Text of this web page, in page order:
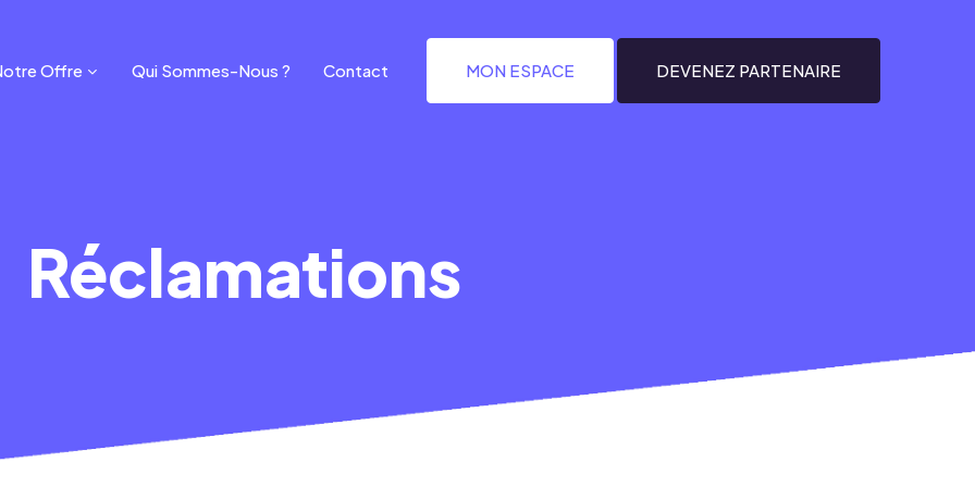
MON ESPACE DEVENEZ PARTENAIRE
Offre Qui Sommes-Nous ? Contact
Réclamations